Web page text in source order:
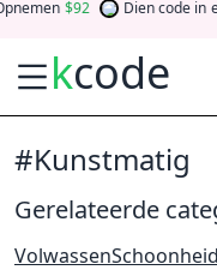
92 Dien code in
kcode
#Kunstmatig
Gerelateerde
VolwassenSchoonheid